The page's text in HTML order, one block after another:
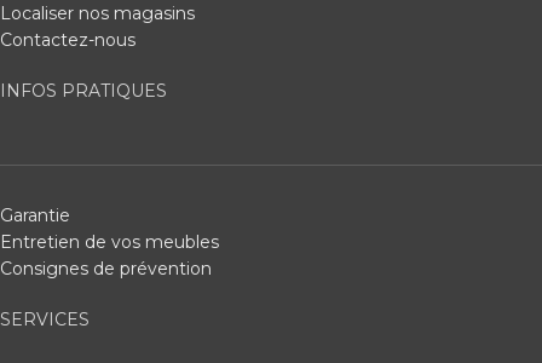
Localiser nos magasins
Contactez-nous
INFOS PRATIQUES
Garantie
Entretien de vos meubles
Consignes de prévention
SERVICES